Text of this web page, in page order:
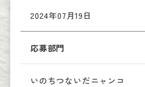
2024年07月19日
応募部門
いのちつないだニャンコ